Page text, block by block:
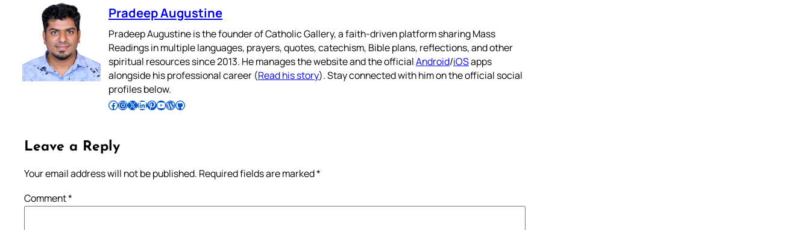
Pradeep Augustine
Pradeep Augustine is the founder of Catholic Gallery, a faith-driven platform sharing Mass
Readings in multiple languages, prayers, quotes, catechism, Bible plans, reflections, and other
spiritual resources since 2013. He manages the website and the officialAndroid/iOSapps
alongside his professional career (Read his story). Stay connected with him on the official social
profiles below.
Follow Pradeep on Facebook Follow Pradeep on InstagramFollow Pradeep on X Follow Pradeep on LinkedIn Follow Pradeep on Pinterest Subscribe to Pradeep’s Youtube Channel Follow Pradeep on WordPress Follow Pradeep on GitHub
Leave a Reply
Your email address will not be published. Required fields are marked*
Comment*